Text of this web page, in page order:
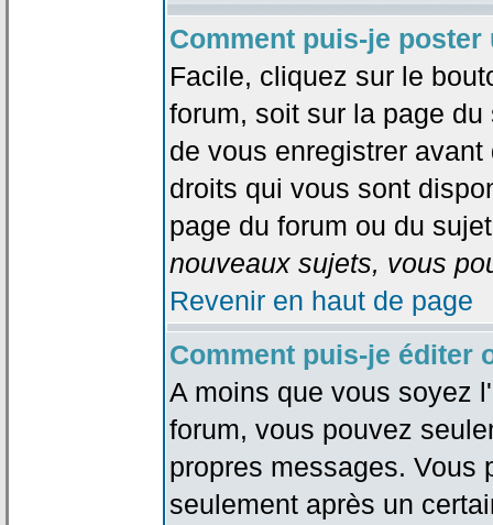
Comment puis-je
Facile, cliquez sur le
forum, soit sur la page
de vous enregistrer
droits qui vous sont
page du forum ou du
nouveaux sujets, vous
Revenir en haut de page
Comment puis-je éditer
A moins que vous soyez
forum, vous pouvez
propres messages. Vous
seulement après un